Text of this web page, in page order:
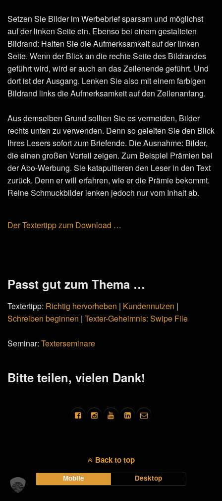
Setzen Sie Bilder im Werbebrief sparsam und möglichst
auf der linken Seite ein. Ebenso bei einem gestalteten
Bildrand: Halten Sie die Aufmerksamkeit auf der linken
Seite. Wenn der Blick an die rechte Seite des Bildrandes
geführt wird, wird er auch an das Zeilenende geführt. Und
dort ist der Ausgang. Lenken Sie also mit einem farbigen
Bildrand links die Aufmerksamkeit auf den Zeilenanfang.
Aus demselben Grund sollten Sie es vermeiden, Bilder
rechts unten zu verwenden. Denn so geleiten Sie den Blick
Ihres Lesers sofort zum Briefende. Die Ausnahme: Bilder,
die einen großen Vorteil zeigen. Zum Beispiel Prämien bei
der Abo-Werbung. Sie katapultieren den Leser in den Text
zurück. Denn er will erfahren, wie er die Prämie bekommt.
Reine Schmuckbilder lenken jedoch nur vom Inhalt ab.
Der Textertipp zum Download …
Passt gut zum Thema …
Textertipp: Richtig hervorheben | Kundennutzen |
Schreiben beginnen | Texter-Geheimnis: Swipe File
Seminar: Texterseminare
Bitte teilen, vielen Dank!
Back to top
Mobile Desktop